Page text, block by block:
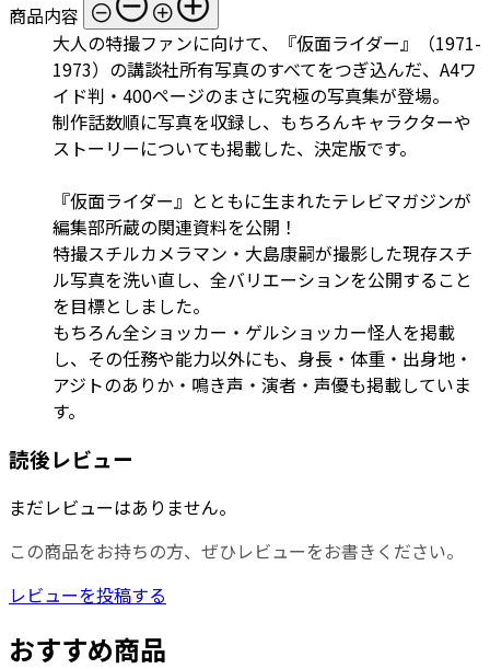
商品内容
大人の特撮ファンに向けて、『仮面ライダー』（1971-
1973）の講談社所有写真のすべてをつぎ込んだ、A4ワ
イド判・400ページのまさに究極の写真集が登場。
制作話数順に写真を収録し、もちろんキャラクターや
ストーリーについても掲載した、決定版です。
『仮面ライダー』とともに生まれたテレビマガジンが
編集部所蔵の関連資料を公開！
特撮スチルカメラマン・大島康嗣が撮影した現存スチ
ル写真を洗い直し、全バリエーションを公開すること
を目標としました。
もちろん全ショッカー・ゲルショッカー怪人を掲載
し、その任務や能力以外にも、身長・体重・出身地・
アジトのありか・鳴き声・演者・声優も掲載していま
す。
読後レビュー
まだレビューはありません。
この商品をお持ちの方、ぜひレビューをお書きください。
レビューを投稿する
おすすめ商品